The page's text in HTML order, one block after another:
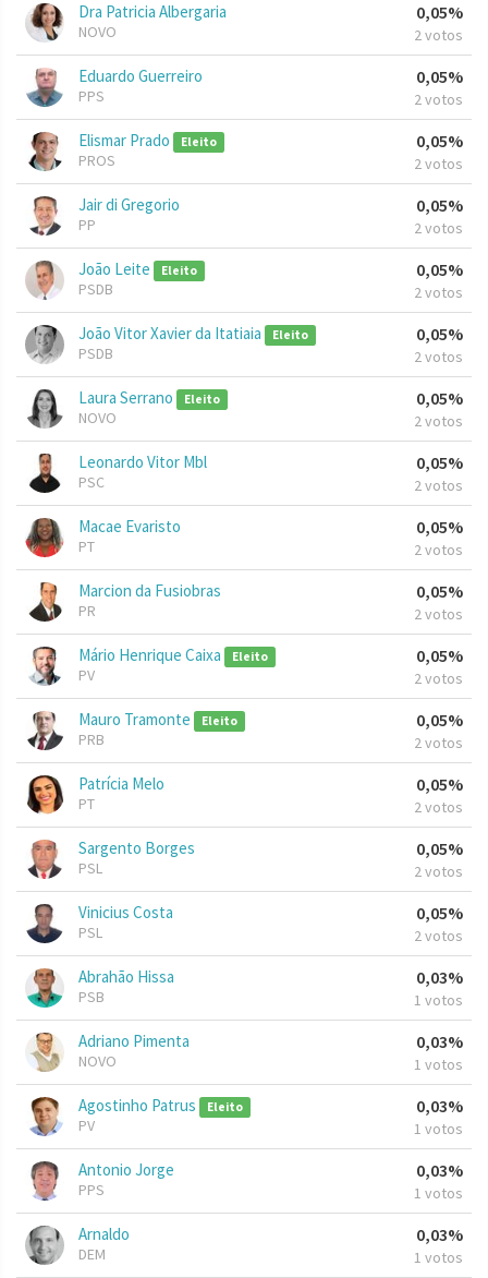
Dra Patricia Albergaria
NOVO
0,05%
2 votos
Eduardo Guerreiro
PPS
0,05%
2 votos
Elismar Prado Eleito
PROS
0,05%
2 votos
Jair di Gregorio
PP
0,05%
2 votos
João Leite Eleito
PSDB
0,05%
2 votos
João Vitor Xavier da Itatiaia Eleito
PSDB
0,05%
2 votos
Laura Serrano Eleito
NOVO
0,05%
2 votos
Leonardo Vitor Mbl
PSC
0,05%
2 votos
Macae Evaristo
PT
0,05%
2 votos
Marcion da Fusiobras
PR
0,05%
2 votos
Mário Henrique Caixa Eleito
PV
0,05%
2 votos
Mauro Tramonte Eleito
PRB
0,05%
2 votos
Patrícia Melo
PT
0,05%
2 votos
Sargento Borges
PSL
0,05%
2 votos
Vinicius Costa
PSL
0,05%
2 votos
Abrahão Hissa
PSB
0,03%
1 votos
Adriano Pimenta
NOVO
0,03%
1 votos
Agostinho Patrus Eleito
PV
0,03%
1 votos
Antonio Jorge
PPS
0,03%
1 votos
Arnaldo
DEM
0,03%
1 votos